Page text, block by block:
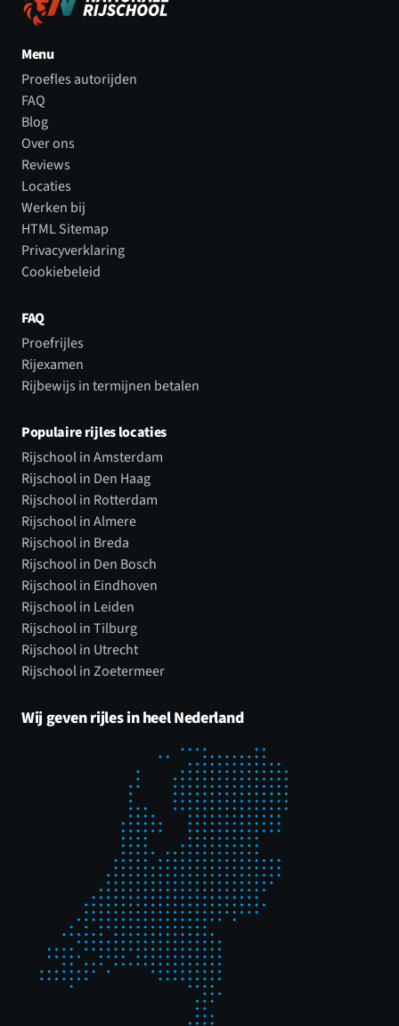
Menu
Proefles autorijden
FAQ
Blog
Over ons
Reviews
Locaties
Werken bij
HTML Sitemap
Privacyverklaring
Cookiebeleid
FAQ
Proefrijles
Rijexamen
Rijbewijs in termijnen betalen
Populaire rijles locaties
Rijschool in Amsterdam
Rijschool in Den Haag
Rijschool in Rotterdam
Rijschool in Almere
Rijschool in Breda
Rijschool in Den Bosch
Rijschool in Eindhoven
Rijschool in Leiden
Rijschool in Tilburg
Rijschool in Utrecht
Rijschool in Zoetermeer
Wij geven rijles in heel Nederland